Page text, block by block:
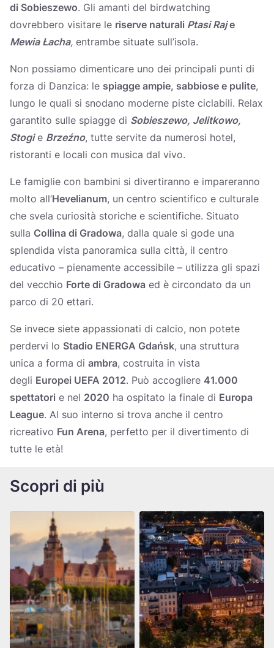
di Sobieszewo. Gli amanti del birdwatching
dovrebbero visitare le riserve naturali Ptasi Raje
Mewia Łacha, entrambe situate sull’isola.
Non possiamo dimenticare uno dei principali punti di
forza di Danzica: le spiagge ampie, sabbiose e pulite,
lungo le quali si snodano moderne piste ciclabili. Relax
garantito sulle spiagge di Sobieszewo, Jelitkowo,
Stogie Brzeźno, tutte servite da numerosi hotel,
ristoranti e locali con musica dal vivo.
Le famiglie con bambini si divertiranno e impareranno
molto all’Hevelianum, un centro scientifico e culturale
che svela curiosità storiche e scientifiche. Situato
sulla Collina di Gradowa, dalla quale si gode una
splendida vista panoramica sulla città, il centro
educativo – pienamente accessibile – utilizza gli spazi
del vecchio Forte di Gradowa ed è circondato da un
parco di 20 ettari.
Se invece siete appassionati di calcio, non potete
perdervi lo Stadio ENERGA Gdańsk, una struttura
unica a forma di ambra, costruita in vista
degli Europei UEFA 2012. Può accogliere 41.000
spettatori e nel 2020 ha ospitato la finale di Europa
League. Al suo interno si trova anche il centro
ricreativo Fun Arena, perfetto per il divertimento di
tutte le età!
Scopri di più